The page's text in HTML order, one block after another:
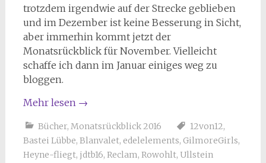
trotzdem irgendwie auf der Strecke geblieben
und im Dezember ist keine Besserung in Sicht,
aber immerhin kommt jetzt der
Monatsrückblick für November. Vielleicht
schaffe ich dann im Januar einiges weg zu
bloggen.
Mehr lesen →
Bücher, Monatsrückblick 2016 12von12,
Bastei Lübbe, Blanvalet, edelelements, GilmoreGirls,
Heyne-fliegt, jdtb16, Reclam, Rowohlt, Ullstein